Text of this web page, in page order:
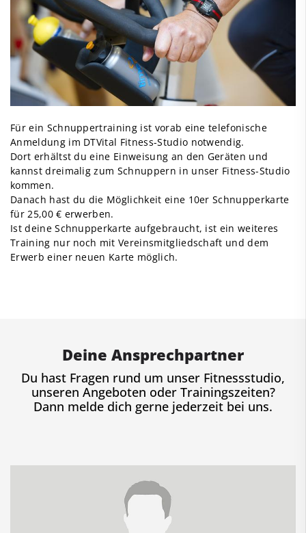
Für ein Schnuppertraining ist vorab eine telefonische
Anmeldung im DTVital Fitness-Studio notwendig.
Dort erhältst du eine Einweisung an den Geräten und
kannst dreimalig zum Schnuppern in unser Fitness-Studio
kommen.
Danach hast du die Möglichkeit eine 10er Schnupperkarte
für 25,00 € erwerben.
Ist deine Schnupperkarte aufgebraucht, ist ein weiteres
Training nur noch mit Vereinsmitgliedschaft und dem
Erwerb einer neuen Karte möglich.
Deine Ansprechpartner
Du hast Fragen rund um unser Fitnessstudio,
unseren Angeboten oder Trainingszeiten?
Dann melde dich gerne jederzeit bei uns.